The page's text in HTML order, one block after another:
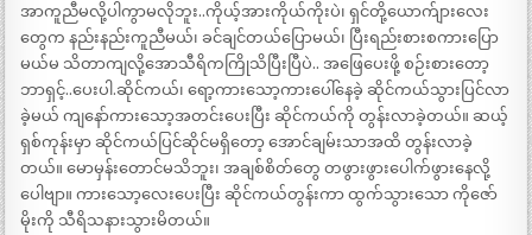
အာကူညီမလို့ပါကွာမလိုဘူး..ကိုယ့်အားကိုယ်ကိုးပဲ၊ ရှင်တို့ယောက်ျားလေး
တွေက နည်းနည်းကူညီမယ်၊ ခင်ချင်တယ်ပြောမယ်၊ ပြီးရည်းစားစကားပြော
မယ်မ သိတာကျလို့အောသီရိကကြိုသိပြီးပြီပဲ.. အဖြေပေးဖို့ စဉ်းစားတော့
ဘာရှင့်..ပေးပါ.ဆိုင်ကယ်၊ ရော့ကားသော့ကားပေါ်နေခဲ့ ဆိုင်ကယ်သွားပြင်လာ
ခဲ့မယ် ကျနော်ကားသော့အတင်းပေးပြီး ဆိုင်ကယ်ကို တွန်းလာခဲ့တယ်။ ဆယ့်
ရှစ်ကုန်းမှာ ဆိုင်ကယ်ပြင်ဆိုင်မရှိတော့ အောင်ချမ်းသာအထိ တွန်းလာခဲ့
တယ်။ မောမှန်းတောင်မသိဘူး၊ အချစ်စိတ်တွေ တဖွားဖွားပေါက်ဖွားနေလို့
ပေါဗျာ။ ကားသော့လေးပေးပြီး ဆိုင်ကယ်တွန်းကာ ထွက်သွားသော ကိုဇော်
မိုးကို သီရိသနားသွားမိတယ်။